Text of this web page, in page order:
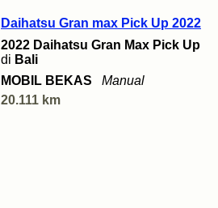
Daihatsu Gran max Pick Up 2022
2022 Daihatsu Gran Max Pick Up
di Bali
MOBIL BEKAS
Manual
20.111 km